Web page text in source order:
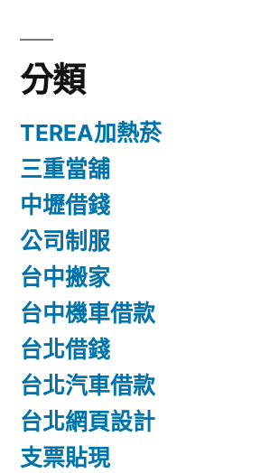
分類
TEREA加熱菸
三重當舖
中壢借錢
公司制服
台中搬家
台中機車借款
台北借錢
台北汽車借款
台北網頁設計
支票貼現